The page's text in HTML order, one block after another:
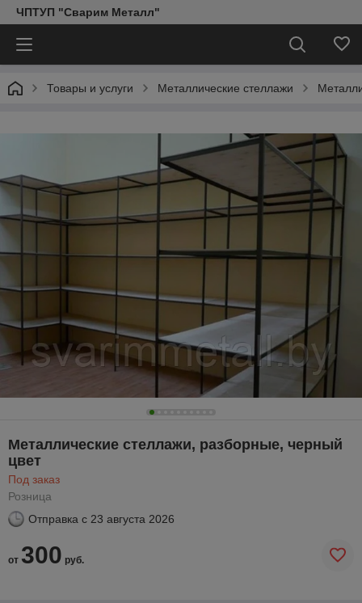
ЧПТУП "Сварим Металл"
Товары и услуги Металлические стеллажи
Металлические стеллажи, разборные, черный
цвет
Под заказ
Розница
Отправка с 23 августа 2026
от 300 руб.